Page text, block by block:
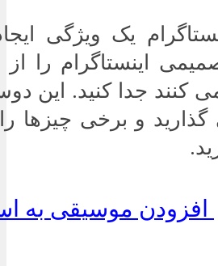
یک ویژگی
اینستاگرام را
کنند جدا کنید. این
و برخی چیزها را
افزودن موسیقی به